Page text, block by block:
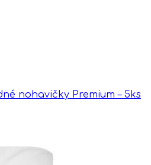
nohavičky Premium – 5ks